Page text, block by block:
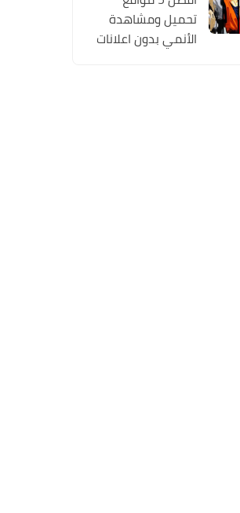
تحميل ومشاهدة
الأنمي بدون اعلانات